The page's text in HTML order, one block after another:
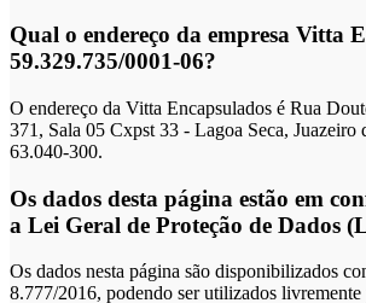
Qual o endereço da empresa Vitta
59.329.735/0001-06?
O endereço da Vitta Encapsulados é Rua
371, Sala 05 Cxpst 33 - Lagoa Seca, Juazeiro
63.040-300.
Os dados desta página estão em
a Lei Geral de Proteção de Dados
Os dados nesta página são disponibilizados
8.777/2016, podendo ser utilizados livremente